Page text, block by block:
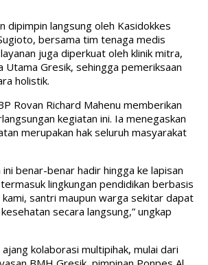
dipimpin langsung oleh Kasidokkes
bersama tim tenaga medis
juga diperkuat oleh klinik mitra,
Utama Gresik, sehingga pemeriksaan
holistik.
Rovan Richard Mahenu memberikan
kegiatan ini. Ia menegaskan
merupakan hak seluruh masyarakat
benar-benar hadir hingga ke lapisan
lingkungan pendidikan berbasis
santri maupun warga sekitar dapat
secara langsung,” ungkap
kolaborasi multipihak, mulai dari